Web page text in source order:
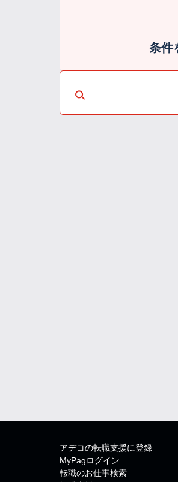
条件
アデコの転職支援に登録
MyPagログイン
転職のお仕事検索